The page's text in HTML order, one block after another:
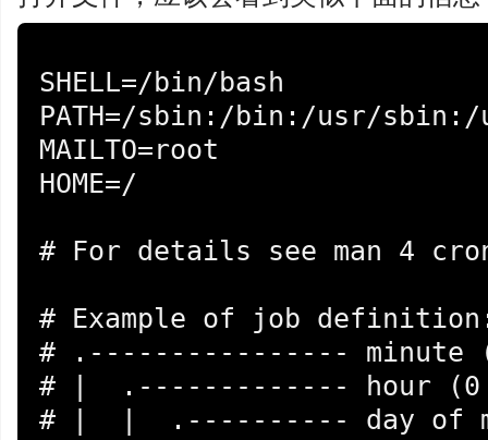
SHELL=/bin/bash
PATH=/sbin:/bin:/usr/
MAILTO=root
HOME=/
# For details see man 4
# Example of job
# .---------------- minute
# |  .------------- hour (0
# |  |  .---------- day of